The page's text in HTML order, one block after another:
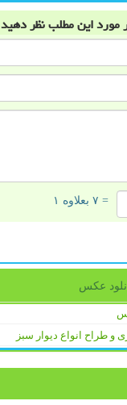
مورد این مطلبنظر دهید
= ۷ بعلاوه ۱
عكس
و طراح انواع دیوار سبز